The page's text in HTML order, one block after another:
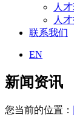
人
人
联系我们
EN
新闻资讯
您当前的位置：